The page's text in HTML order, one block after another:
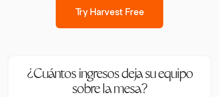
Try Harvest Free
¿Cuántos ingresos deja su equipo
sobre la mesa?